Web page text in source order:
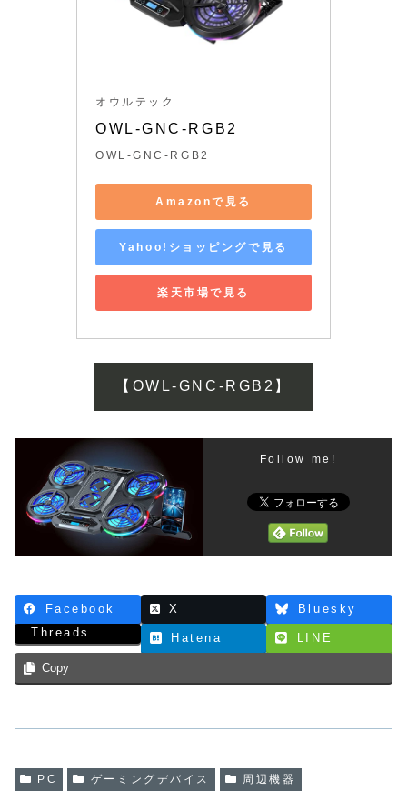
オウルテック
OWL-GNC-RGB2
OWL-GNC-RGB2
Amazonで見る
Yahoo!ショッピングで見る
楽天市場で見る
【OWL-GNC-RGB2】
Follow me!
Facebook X
Bluesky
Threads
Hatena LINE
Copy
PC ゲーミングデバイス 周辺機器